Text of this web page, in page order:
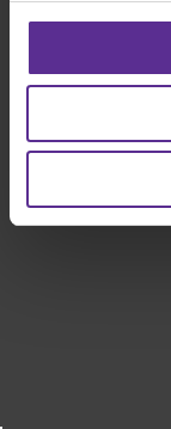
consimțământul
setările dvs. de
privind